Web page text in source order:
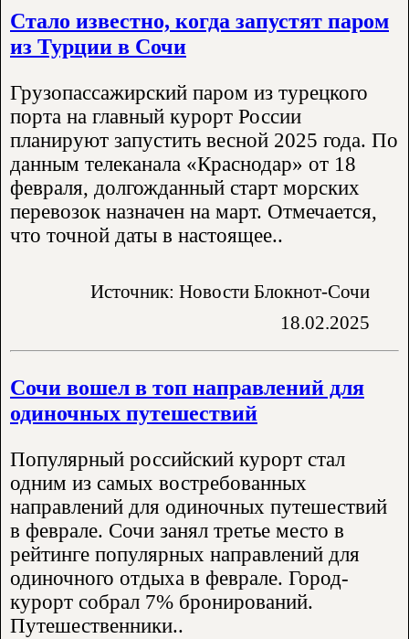
Стало известно, когда запустят паром
из Турции в Сочи
Грузопассажирский паром из турецкого
порта на главный курорт России
планируют запустить весной 2025 года. По
данным телеканала «Краснодар» от 18
февраля, долгожданный старт морских
перевозок назначен на март. Отмечается,
что точной даты в настоящее..
Источник: Новости Блокнот-Сочи
18.02.2025
Сочи вошел в топ направлений для
одиночных путешествий
Популярный российский курорт стал
одним из самых востребованных
направлений для одиночных путешествий
в феврале. Сочи занял третье место в
рейтинге популярных направлений для
одиночного отдыха в феврале. Город-
курорт собрал 7% бронирований.
Путешественники..